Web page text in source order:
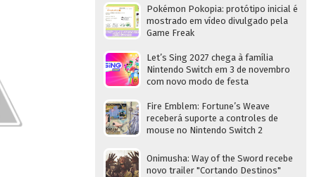
Pokémon Pokopia: protótipo inicial é
mostrado em vídeo divulgado pela
Game Freak
Let’s Sing 2027 chega à família
Nintendo Switch em 3 de novembro
com novo modo de festa
Fire Emblem: Fortune’s Weave
receberá suporte a controles de
mouse no Nintendo Switch 2
Onimusha: Way of the Sword recebe
novo trailer "Cortando Destinos"